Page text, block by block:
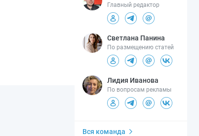
Главный редактор
Светлана Панина
По размещению статей
Лидия Иванова
По вопросам рекламы
Вся команда